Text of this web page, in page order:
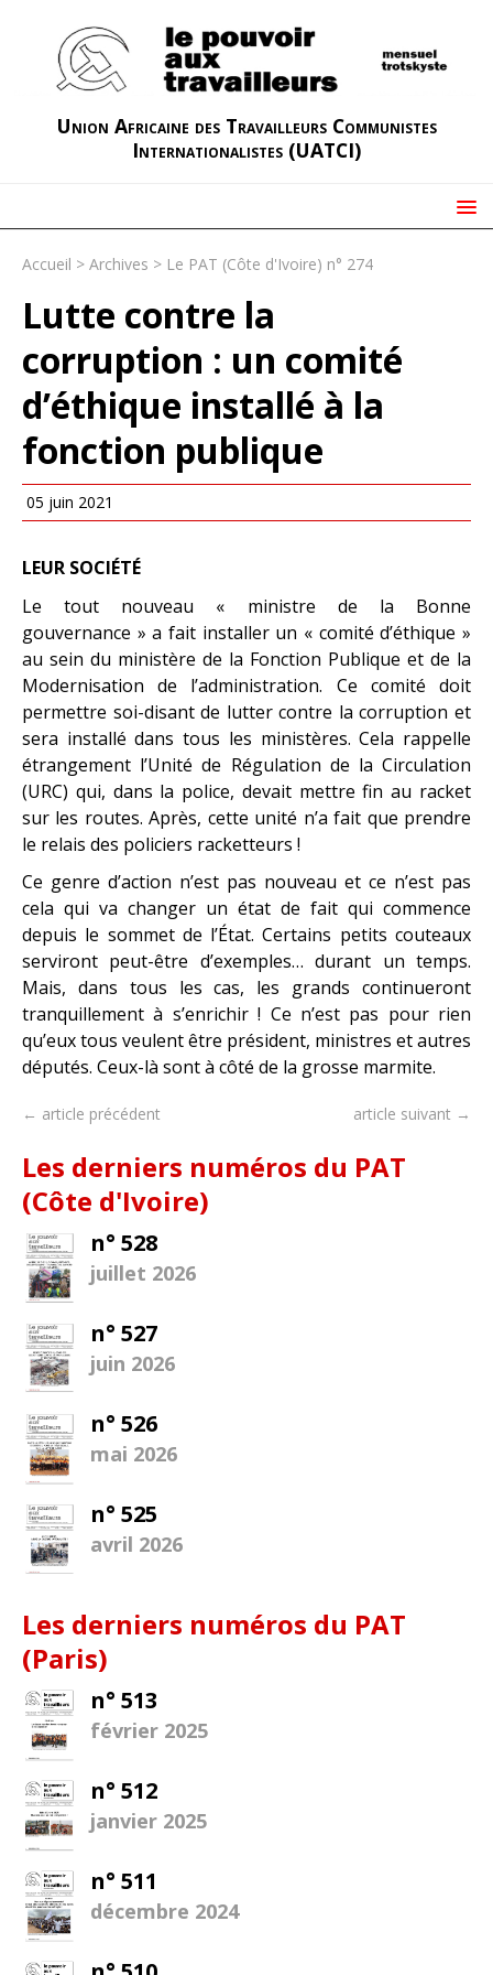
Union Africaine des Travailleurs Communistes
Internationalistes (UATCI)
Accueil > Archives > Le PAT (Côte d'Ivoire) n° 274
Lutte contre la
corruption : un comité
d’éthique installé à la
fonction publique
05 juin 2021
LEUR SOCIÉTÉ
Le tout nouveau « ministre de la Bonne
gouvernance » a fait installer un « comité d’éthique »
au sein du ministère de la Fonction Publique et de la
Modernisation de l’administration. Ce comité doit
permettre soi-disant de lutter contre la corruption et
sera installé dans tous les ministères. Cela rappelle
étrangement l’Unité de Régulation de la Circulation
(URC) qui, dans la police, devait mettre fin au racket
sur les routes. Après, cette unité n’a fait que prendre
le relais des policiers racketteurs !
Ce genre d’action n’est pas nouveau et ce n’est pas
cela qui va changer un état de fait qui commence
depuis le sommet de l’État. Certains petits couteaux
serviront peut-être d’exemples… durant un temps.
Mais, dans tous les cas, les grands continueront
tranquillement à s’enrichir ! Ce n’est pas pour rien
qu’eux tous veulent être président, ministres et autres
députés. Ceux-là sont à côté de la grosse marmite.
← article précédent article suivant →
Les derniers numéros du PAT
(Côte d'Ivoire)
n° 528
juillet 2026
n° 527
juin 2026
n° 526
mai 2026
n° 525
avril 2026
Les derniers numéros du PAT
(Paris)
n° 513
février 2025
n° 512
janvier 2025
n° 511
décembre 2024